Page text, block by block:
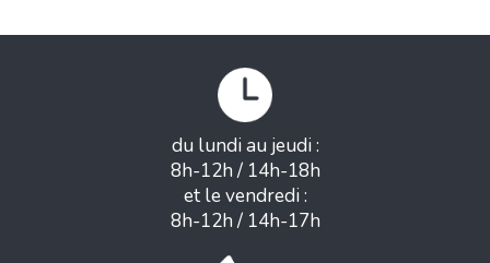
du lundi au jeudi :
8h-12h / 14h-18h
et le vendredi :
8h-12h / 14h-17h